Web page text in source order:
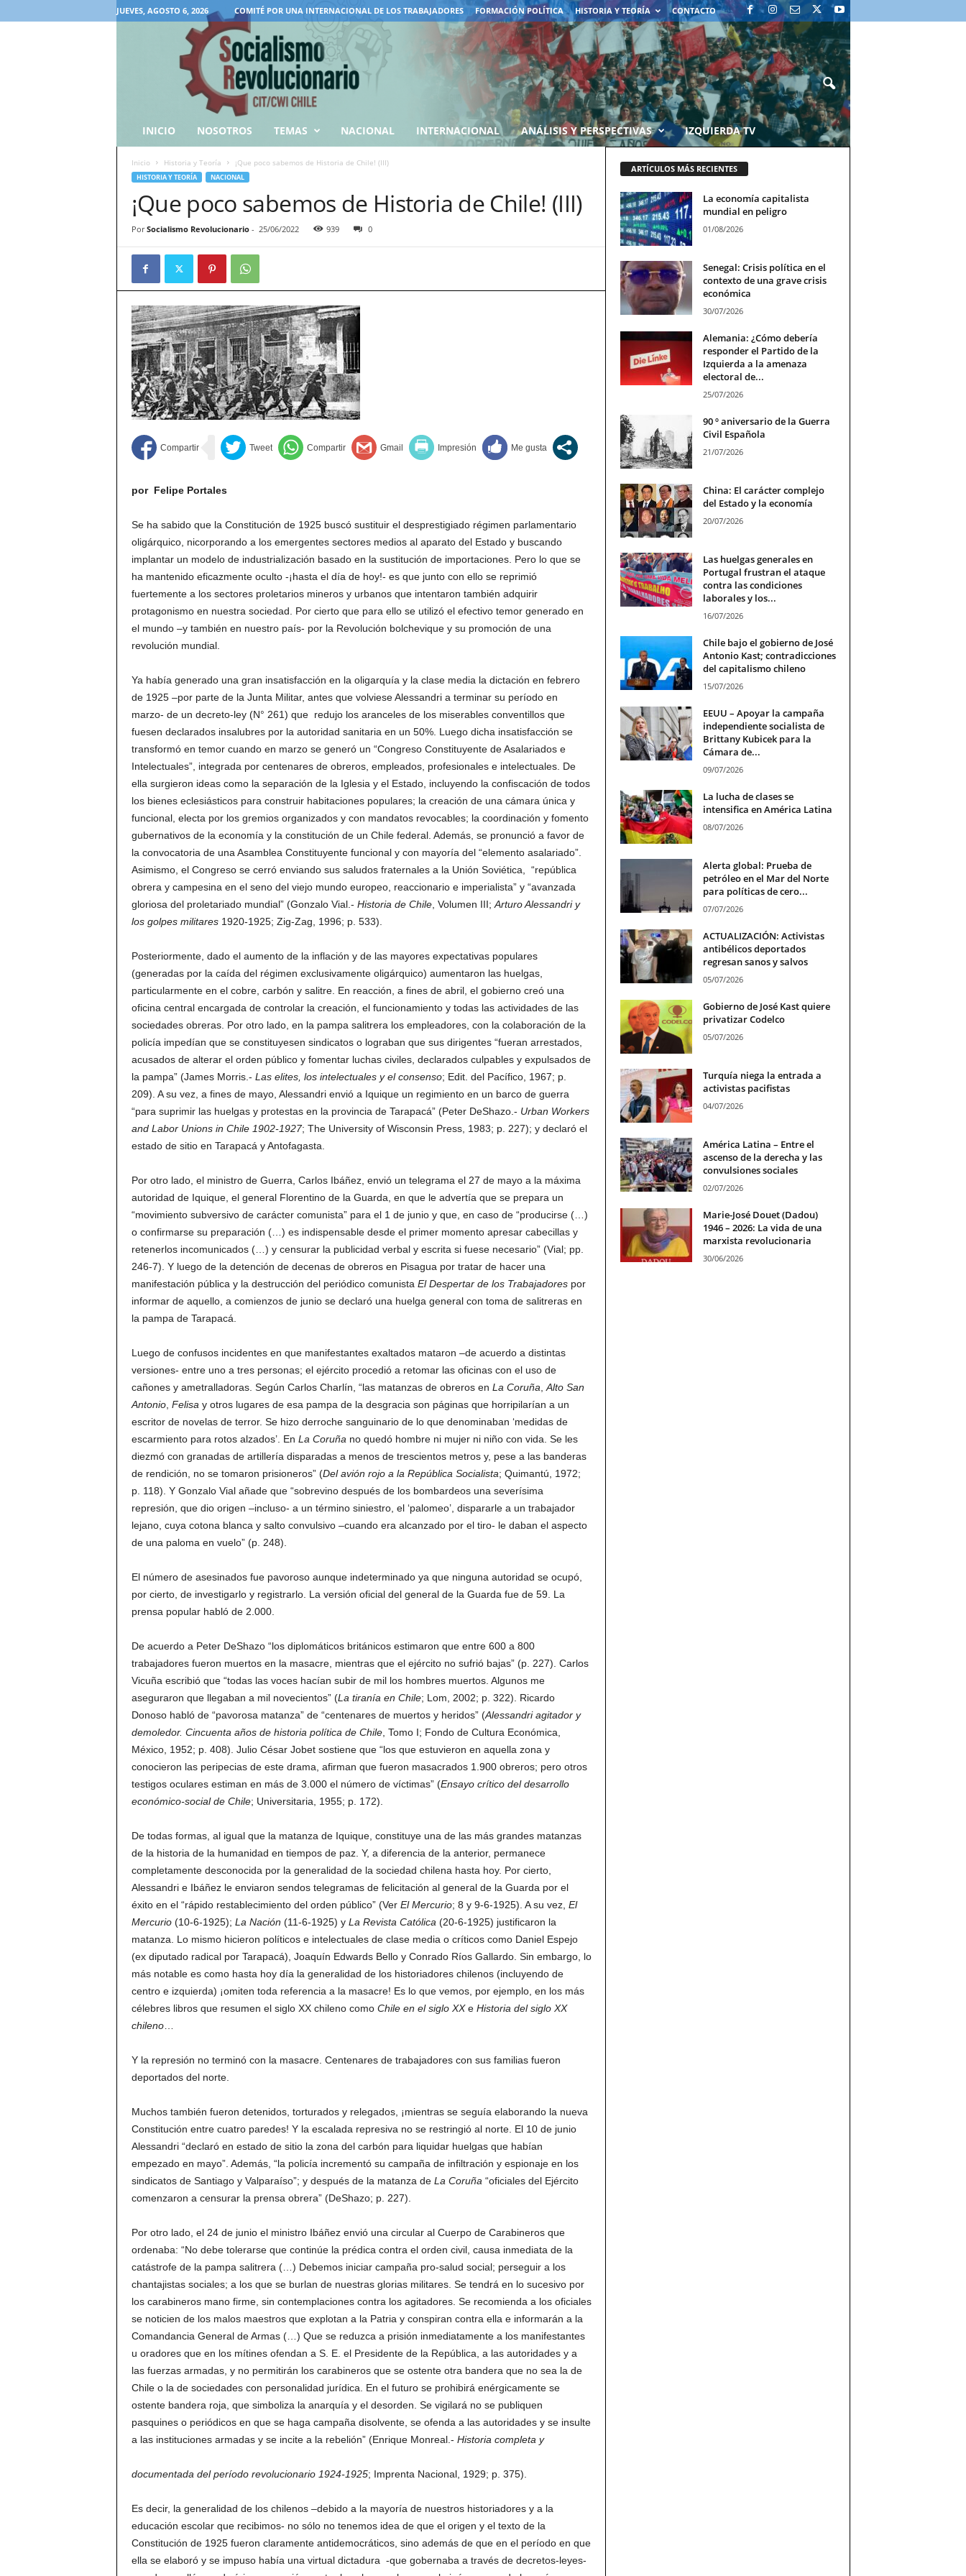
JUEVES, AGOSTO 6, 2026 COMITÉ POR UNA INTERNACIONAL DE LOS TRABAJADORES FORMACIÓN POLÍTICA HISTORIA Y TEORÍA CONTACTO
INICIO NOSOTROS TEMAS NACIONAL INTERNACIONAL ANÁLISIS Y PERSPECTIVAS IZQUIERDA TV
Inicio Historia y Teoría ¡Que poco sabemos de Historia de Chile! (III)
HISTORIA Y TEORÍA NACIONAL
¡Que poco sabemos de Historia de Chile! (III)
Por Socialismo Revolucionario- 25/06/2022 939 0
por Felipe Portales
Se ha sabido que la Constitución de 1925 buscó sustituir el desprestigiado régimen parlamentario
oligárquico, nicorporando a los emergentes sectores medios al aparato del Estado y buscando
implantar un modelo de industrialización basado en la sustitución de importaciones. Pero lo que se
ha mantenido eficazmente oculto -¡hasta el día de hoy!- es que junto con ello se reprimió
fuertemente a los sectores proletarios mineros y urbanos que intentaron también adquirir
protagonismo en nuestra sociedad. Por cierto que para ello se utilizó el efectivo temor generado en
el mundo –y también en nuestro país- por la Revolución bolchevique y su promoción de una
revolución mundial.
Ya había generado una gran insatisfacción en la oligarquía y la clase media la dictación en febrero
de 1925 –por parte de la Junta Militar, antes que volviese Alessandri a terminar su período en
marzo- de un decreto-ley (N° 261) que redujo los aranceles de los miserables conventillos que
fuesen declarados insalubres por la autoridad sanitaria en un 50%. Luego dicha insatisfacción se
transformó en temor cuando en marzo se generó un “Congreso Constituyente de Asalariados e
Intelectuales”, integrada por centenares de obreros, empleados, profesionales e intelectuales. De
ella surgieron ideas como la separación de la Iglesia y el Estado, incluyendo la confiscación de todos
los bienes eclesiásticos para construir habitaciones populares; la creación de una cámara única y
funcional, electa por los gremios organizados y con mandatos revocables; la coordinación y fomento
gubernativos de la economía y la constitución de un Chile federal. Además, se pronunció a favor de
la convocatoria de una Asamblea Constituyente funcional y con mayoría del “elemento asalariado”.
Asimismo, el Congreso se cerró enviando sus saludos fraternales a la Unión Soviética, “república
obrera y campesina en el seno del viejo mundo europeo, reaccionario e imperialista” y “avanzada
gloriosa del proletariado mundial” (Gonzalo Vial.- Historia de Chile, Volumen III; Arturo Alessandri y
los golpes militares 1920-1925; Zig-Zag, 1996; p. 533).
Posteriormente, dado el aumento de la inflación y de las mayores expectativas populares
(generadas por la caída del régimen exclusivamente oligárquico) aumentaron las huelgas,
particularmente en el cobre, carbón y salitre. En reacción, a fines de abril, el gobierno creó una
oficina central encargada de controlar la creación, el funcionamiento y todas las actividades de las
sociedades obreras. Por otro lado, en la pampa salitrera los empleadores, con la colaboración de la
policía impedían que se constituyesen sindicatos o lograban que sus dirigentes “fueran arrestados,
acusados de alterar el orden público y fomentar luchas civiles, declarados culpables y expulsados de
la pampa” (James Morris.- Las elites, los intelectuales y el consenso; Edit. del Pacífico, 1967; p.
209). A su vez, a fines de mayo, Alessandri envió a Iquique un regimiento en un barco de guerra
“para suprimir las huelgas y protestas en la provincia de Tarapacá” (Peter DeShazo.- Urban Workers
and Labor Unions in Chile 1902-1927; The University of Wisconsin Press, 1983; p. 227); y declaró el
estado de sitio en Tarapacá y Antofagasta.
Por otro lado, el ministro de Guerra, Carlos Ibáñez, envió un telegrama el 27 de mayo a la máxima
autoridad de Iquique, el general Florentino de la Guarda, en que le advertía que se prepara un
“movimiento subversivo de carácter comunista” para el 1 de junio y que, en caso de “producirse (…)
o confirmarse su preparación (…) es indispensable desde el primer momento apresar cabecillas y
retenerlos incomunicados (…) y censurar la publicidad verbal y escrita si fuese necesario” (Vial; pp.
246-7). Y luego de la detención de decenas de obreros en Pisagua por tratar de hacer una
manifestación pública y la destrucción del periódico comunista El Despertar de los Trabajadores por
informar de aquello, a comienzos de junio se declaró una huelga general con toma de salitreras en
la pampa de Tarapacá.
Luego de confusos incidentes en que manifestantes exaltados mataron –de acuerdo a distintas
versiones- entre uno a tres personas; el ejército procedió a retomar las oficinas con el uso de
cañones y ametralladoras. Según Carlos Charlín, “las matanzas de obreros en La Coruña Alto San
Antonio, Felisa y otros lugares de esa pampa de la desgracia son páginas que horripilarían a un
escritor de novelas de terror. Se hizo derroche sanguinario de lo que denominaban ‘medidas de
escarmiento para rotos alzados’. En La Coruña no quedó hombre ni mujer ni niño con vida. Se les
diezmó con granadas de artillería disparadas a menos de trescientos metros y, pese a las banderas
de rendición, no se tomaron prisioneros” (Del avión rojo a la República Socialista; Quimantú, 1972;
p. 118). Y Gonzalo Vial añade que “sobrevino después de los bombardeos una severísima
represión, que dio origen –incluso- a un término siniestro, el ‘palomeo’, dispararle a un trabajador
lejano, cuya cotona blanca y salto convulsivo –cuando era alcanzado por el tiro- le daban el aspecto
de una paloma en vuelo” (p. 248).
El número de asesinados fue pavoroso aunque indeterminado ya que ninguna autoridad se ocupó,
por cierto, de investigarlo y registrarlo. La versión oficial del general de la Guarda fue de 59. La
prensa popular habló de 2.000.
De acuerdo a Peter DeShazo “los diplomáticos británicos estimaron que entre 600 a 800
trabajadores fueron muertos en la masacre, mientras que el ejército no sufrió bajas” (p. 227). Carlos
Vicuña escribió que “todas las voces hacían subir de mil los hombres muertos. Algunos me
aseguraron que llegaban a mil novecientos” (La tiranía en Chile; Lom, 2002; p. 322). Ricardo
Donoso habló de “pavorosa matanza” de “centenares de muertos y heridos” (Alessandri agitador y
demoledor. Cincuenta años de historia política de Chile, Tomo I; Fondo de Cultura Económica,
México, 1952; p. 408). Julio César Jobet sostiene que “los que estuvieron en aquella zona y
conocieron las peripecias de este drama, afirman que fueron masacrados 1.900 obreros; pero otros
testigos oculares estiman en más de 3.000 el número de víctimas” (Ensayo crítico del desarrollo
económico-social de Chile; Universitaria, 1955; p. 172).
De todas formas, al igual que la matanza de Iquique, constituye una de las más grandes matanzas
de la historia de la humanidad en tiempos de paz. Y, a diferencia de la anterior, permanece
completamente desconocida por la generalidad de la sociedad chilena hasta hoy. Por cierto,
Alessandri e Ibáñez le enviaron sendos telegramas de felicitación al general de la Guarda por el
éxito en el “rápido restablecimiento del orden público” (Ver El Mercurio; 8 y 9-6-1925). A su vez, El
Mercurio (10-6-1925); La Nación (11-6-1925) y La Revista Católica (20-6-1925) justificaron la
matanza. Lo mismo hicieron políticos e intelectuales de clase media o críticos como Daniel Espejo
(ex diputado radical por Tarapacá), Joaquín Edwards Bello y Conrado Ríos Gallardo. Sin embargo, lo
más notable es como hasta hoy día la generalidad de los historiadores chilenos (incluyendo de
centro e izquierda) ¡omiten toda referencia a la masacre! Es lo que vemos, por ejemplo, en los más
célebres libros que resumen el siglo XX chileno como Chile en el siglo XXe Historia del siglo XX
chileno…
Y la represión no terminó con la masacre. Centenares de trabajadores con sus familias fueron
deportados del norte.
Muchos también fueron detenidos, torturados y relegados, ¡mientras se seguía elaborando la nueva
Constitución entre cuatro paredes! Y la escalada represiva no se restringió al norte. El 10 de junio
Alessandri “declaró en estado de sitio la zona del carbón para liquidar huelgas que habían
empezado en mayo”. Además, “la policía incrementó su campaña de infiltración y espionaje en los
sindicatos de Santiago y Valparaíso”; y después de la matanza de La Coruña “oficiales del Ejército
comenzaron a censurar la prensa obrera” (DeShazo; p. 227).
Por otro lado, el 24 de junio el ministro Ibáñez envió una circular al Cuerpo de Carabineros que
ordenaba: “No debe tolerarse que continúe la prédica contra el orden civil, causa inmediata de la
catástrofe de la pampa salitrera (…) Debemos iniciar campaña pro-salud social; perseguir a los
chantajistas sociales; a los que se burlan de nuestras glorias militares. Se tendrá en lo sucesivo por
los carabineros mano firme, sin contemplaciones contra los agitadores. Se recomienda a los oficiales
se noticien de los malos maestros que explotan a la Patria y conspiran contra ella e informarán a la
Comandancia General de Armas (…) Que se reduzca a prisión inmediatamente a los manifestantes
u oradores que en los mítines ofendan a S. E. el Presidente de la República, a las autoridades y a
las fuerzas armadas, y no permitirán los carabineros que se ostente otra bandera que no sea la de
Chile o la de sociedades con personalidad jurídica. En el futuro se prohibirá enérgicamente se
ostente bandera roja, que simboliza la anarquía y el desorden. Se vigilará no se publiquen
pasquines o periódicos en que se haga campaña disolvente, se ofenda a las autoridades y se insulte
a las instituciones armadas y se incite a la rebelión” (Enrique Monreal.- Historia completa y
documentada del período revolucionario 1924-1925; Imprenta Nacional, 1929; p. 375).
Es decir, la generalidad de los chilenos –debido a la mayoría de nuestros historiadores y a la
educación escolar que recibimos- no sólo no tenemos idea de que el origen y el texto de la
Constitución de 1925 fueron claramente antidemocráticos, sino además de que en el período en que
ella se elaboró y se impuso había una virtual dictadura -que gobernaba a través de decretos-leyes-
ARTÍCULOS MÁS RECIENTES
La economía capitalista
mundial en peligro
01/08/2026
Senegal: Crisis política en el
contexto de una grave crisis
económica
30/07/2026
Alemania: ¿Cómo debería
responder el Partido de la
Izquierda a la amenaza
electoral de...
25/07/2026
90 º aniversario de la Guerra
Civil Española
21/07/2026
China: El carácter complejo
del Estado y la economía
20/07/2026
Las huelgas generales en
Portugal frustran el ataque
contra las condiciones
laborales y los...
16/07/2026
Chile bajo el gobierno de José
Antonio Kast; contradicciones
del capitalismo chileno
15/07/2026
EEUU – Apoyar la campaña
independiente socialista de
Brittany Kubicek para la
Cámara de...
09/07/2026
La lucha de clases se
intensifica en América Latina
08/07/2026
Alerta global: Prueba de
petróleo en el Mar del Norte
para políticas de cero...
07/07/2026
ACTUALIZACIÓN: Activistas
antibélicos deportados
regresan sanos y salvos
05/07/2026
Gobierno de José Kast quiere
privatizar Codelco
05/07/2026
Turquía niega la entrada a
activistas pacifistas
04/07/2026
América Latina – Entre el
ascenso de la derecha y las
convulsiones sociales
02/07/2026
Marie-José Douet (Dadou)
1946 – 2026: La vida de una
marxista revolucionaria
30/06/2026